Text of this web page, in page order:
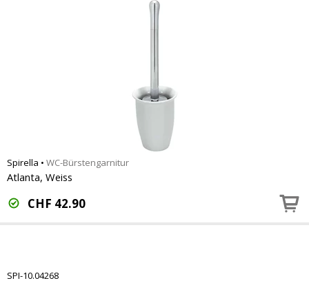
Spirella • WC-Bürstengarnitur
Atlanta, Weiss
CHF 42.90
SPI-10.04268